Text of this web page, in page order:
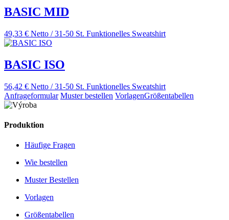
BASIC MID
49,33 € Netto / 31-50 St. Funktionelles Sweatshirt
BASIC ISO
56,42 € Netto / 31-50 St. Funktionelles Sweatshirt
Anfrageformular Muster bestellen VorlagenGrößentabellen
Produktion
Häufige Fragen
Wie bestellen
Muster Bestellen
Vorlagen
Größentabellen